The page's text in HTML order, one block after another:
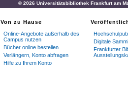
© 2026 Universitätsbibliothek Frankfurt am
Von zu Hause
Online-Angebote außerhalb des
Campus nutzen
Bücher online bestellen
Verlängern, Konto abfragen
Hilfe zu Ihrem Konto
Digitale
Frankfurter